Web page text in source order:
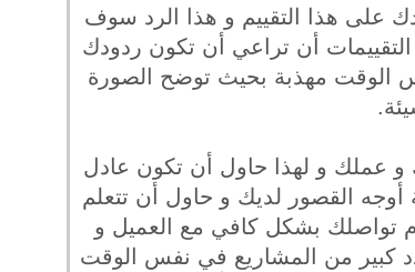
على هذا التقييم و هذا الرد سوف
أن تراعي أن تكون ردودك
الوقت مهذبة بحيث توضح الصورة
عملك و لهذا حاول أن تكون عادل
القصور لديك و حاول أن تتعلم
تواصلك بشكل كافي مع العميل و
كبير من المشاريع في نفس الوقت